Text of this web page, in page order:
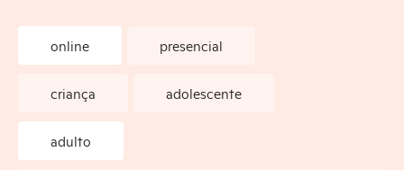
online presencial
criança adolescente
adulto